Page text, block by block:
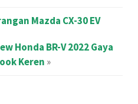
Mazda CX-30 EV
Honda BR-V 2022 Gaya
Keren »